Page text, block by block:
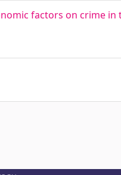
factors on crime